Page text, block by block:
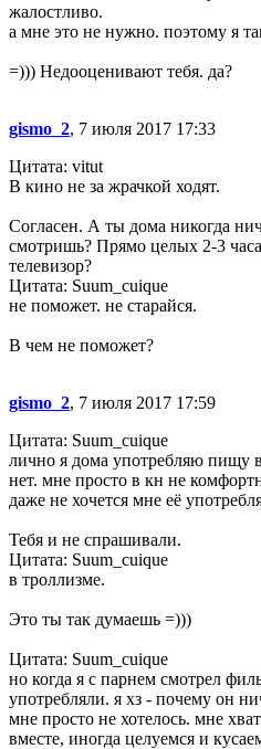
жалостливо.
а мне это не нужно. поэтому я
=))) Недооценивают тебя. да?
gismo_2, 7 июля 2017 17:33
Цитата: vitut
В кино не за жрачкой ходят.
Согласен. А ты дома никогда
смотришь? Прямо целых 2-3
телевизор?
Цитата: Suum_cuique
не поможет. не старайся.
В чем не поможет?
gismo_2, 7 июля 2017 17:59
Цитата: Suum_cuique
лично я дома употребляю пищу
нет. мне просто в кн не
даже не хочется мне её
Тебя и не спрашивали.
Цитата: Suum_cuique
в троллизме.
Это ты так думаешь =)))
Цитата: Suum_cuique
но когда я с парнем смотрел
употребляли. я хз - почему он
мне просто не хотелось. мне
вместе, иногда целуемся и